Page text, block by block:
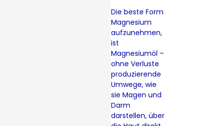
Die beste Form
Magnesium
aufzunehmen,
ist
Magnesiumöl –
ohne Verluste
produzierende
Umwege, wie
sie Magen und
Darm
darstellen, über